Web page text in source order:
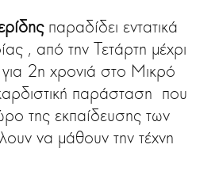
παραδίδει εντατικά
, από την Τετάρτη μέχρι
2η χρονιά στο Μικρό
παράσταση που
της εκπαίδευσης των
να μάθουν την τέχνη